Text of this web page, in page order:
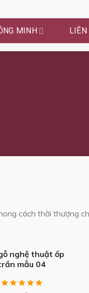
MINH
cách thời thượng
nghệ thuật ốp
mẫu 04